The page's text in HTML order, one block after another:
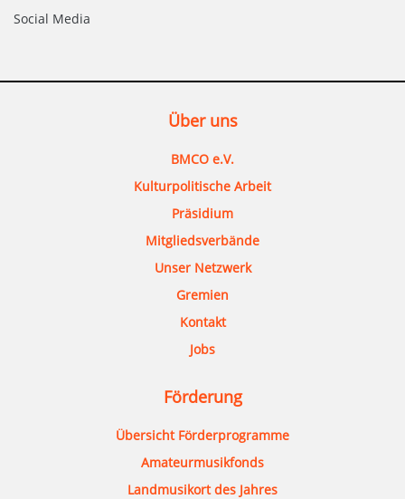
Social Media
Über uns
BMCO e.V.
Kulturpolitische Arbeit
Präsidium
Mitgliedsverbände
Unser Netzwerk
Gremien
Kontakt
Jobs
Förderung
Übersicht Förderprogramme
Amateurmusikfonds
Landmusikort des Jahres